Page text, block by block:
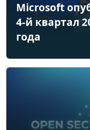
Microsoft
4-й квартал
года